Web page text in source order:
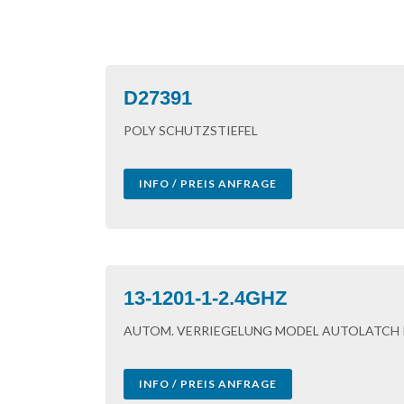
D27391
POLY SCHUTZSTIEFEL
INFO / PREIS ANFRAGE
13-1201-1-2.4GHZ
AUTOM. VERRIEGELUNG MODEL
INFO / PREIS ANFRAGE